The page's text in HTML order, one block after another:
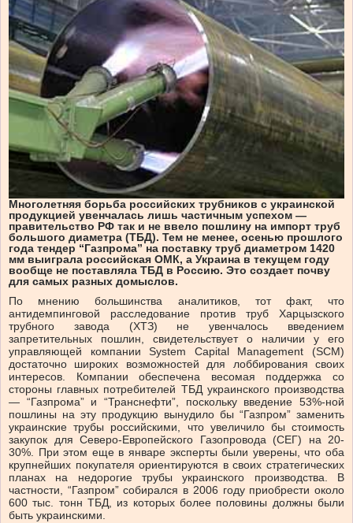
Многолетняя борьба российских трубников с украинской
продукцией увенчалась лишь частичным успехом —
правительство РФ так и не ввело пошлину на импорт труб
большого диаметра (ТБД). Тем не менее, осенью прошлого
года тендер “Газпрома” на поставку труб диаметром 1420
мм выиграла российская ОМК, а Украина в текущем году
вообще не поставляла ТБД в Россию. Это создает почву
для самых разных домыслов.
По мнению большинства аналитиков, тот факт, что
антидемпинговой расследование против труб Харцызского
трубного завода (ХТЗ) не увенчалось введением
запретительных пошлин, свидетельствует о наличии у его
управляющей компании System Capital Management (SCM)
достаточно широких возможностей для лоббирования своих
интересов. Компании обеспечена весомая поддержка со
стороны главных потребителей ТБД украинского производства
— “Газпрома” и “Транснефти”, поскольку введение 53%-ной
пошлины на эту продукцию вынудило бы “Газпром” заменить
украинские трубы российскими, что увеличило бы стоимость
закупок для Северо-Европейского Газопровода (СЕГ) на 20-
30%. При этом еще в январе эксперты были уверены, что оба
крупнейших покупателя ориентируются в своих стратегических
планах на недорогие трубы украинского производства. В
частности, “Газпром” собирался в 2006 году приобрести около
600 тыс. тонн ТБД, из которых более половины должны были
быть украинскими.